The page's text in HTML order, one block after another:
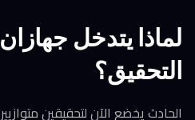
لماذا يتدخل
التحقيق؟